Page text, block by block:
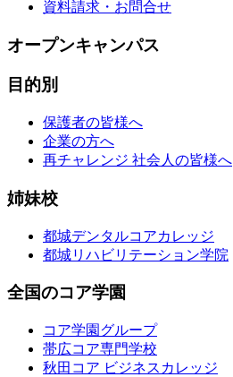
資料請求・お問合せ
オープンキャンパス
目的別
保護者の皆様へ
企業の方へ
再チャレンジ 社会人の皆様へ
姉妹校
都城デンタルコアカレッジ
都城リハビリテーション学院
全国のコア学園
コア学園グループ
帯広コア専門学校
秋田コア ビジネスカレッジ